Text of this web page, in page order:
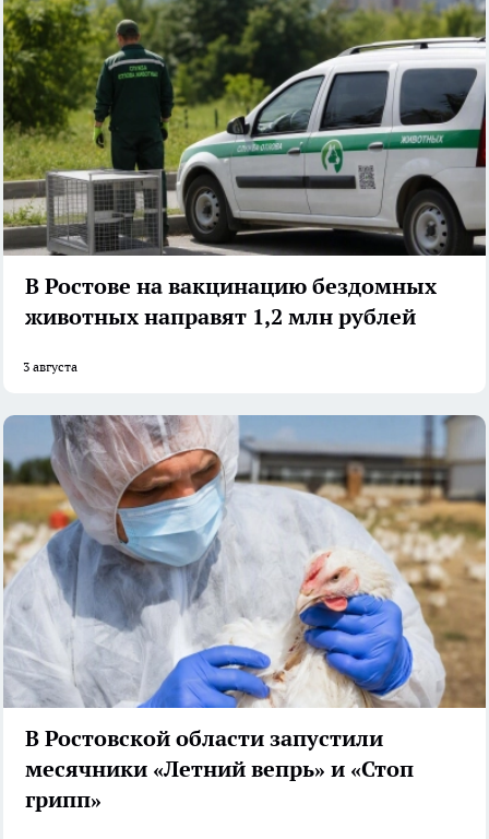
В Ростове на вакцинацию бездомных
животных направят 1,2 млн рублей
3 августа
В Ростовской области запустили
месячники «Летний вепрь» и «Стоп
грипп»